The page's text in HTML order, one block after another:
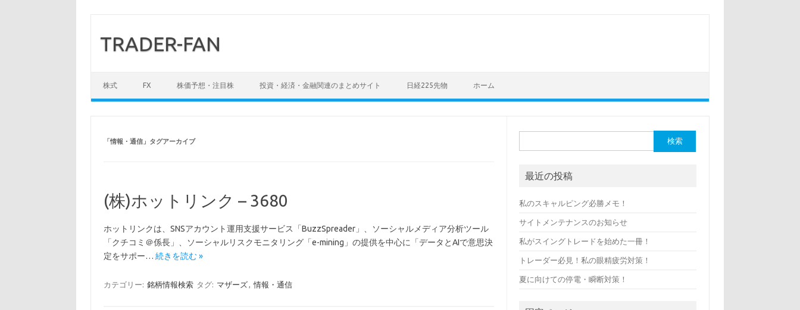
TRADER-FAN
株式 FX 株価予想・注目株 投資・経済・金融関連のまとめサイト 日経225先物 ホーム
「情報・通信」タグアーカイブ
(株)ホットリンク – 3680
ホットリンクは、SNSアカウント運用支援サービス「BuzzSpreader」、ソーシャルメディア分析ツール
「クチコミ＠係長」、ソーシャルリスクモニタリング「e-mining」の提供を中心に「データとAIで意思決
定をサポー… 続きを読む »
カテゴリー: 銘柄情報検索 タグ: マザーズ, 情報・通信
索:
最近の投稿
私のスキャルピング必勝メモ！
サイトメンテナンスのお知らせ
私がスイングトレードを始めた一冊！
トレーダー必見！私の眼精疲労対策！
夏に向けての停電・瞬断対策！